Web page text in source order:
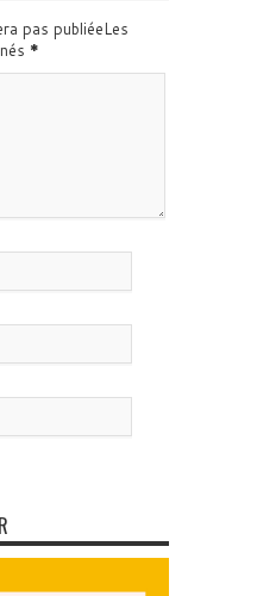
pas publiéeLes
*